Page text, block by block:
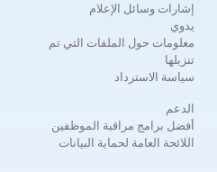
إشارات وسائل الإعلام
يدوي
معلومات حول الملفات التي تم
تنزيلها
سياسة الاسترداد
الدعم
أفضل برامج مراقبة الموظفين
اللائحة العامة لحماية البيانات